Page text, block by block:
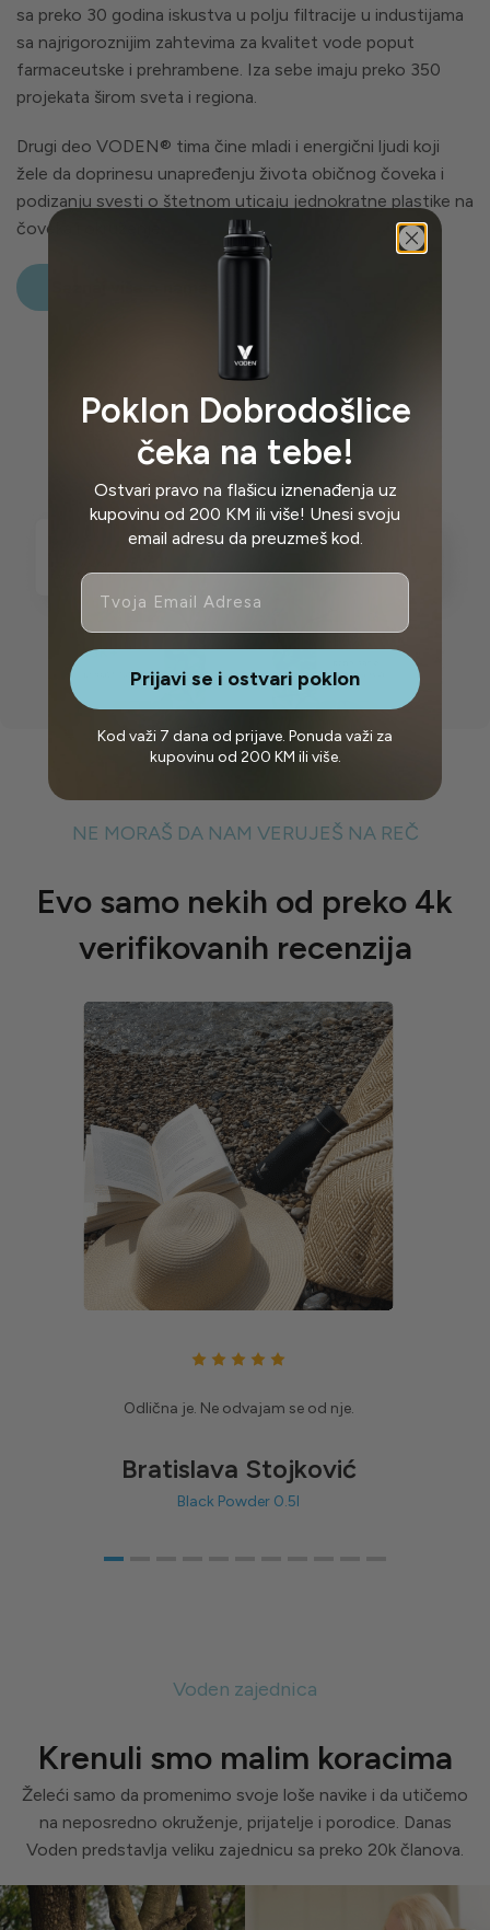
sa preko 30 godina iskustva u polju filtracije u industijama
sa najrigoroznijim zahtevima za kvalitet vode poput
farmaceutske i prehrambene. Iza sebe imaju preko 350
projekata širom sveta i regiona.
Drugi deo VODEN® tima čine mladi i energični ljudi koji
žele da doprinesu unapređenju života običnog čoveka i
podizanju svesti o štetnom uticaju jednokratne plastike na
čoveka i okruženje.
NE MORAŠ DA NAM VERUJEŠ NA REČ
Evo samo nekih od preko 4k
verifikovanih recenzija
Odlična je. Ne odvajam se od nje.
Bratislava Stojković
Black Powder 0.5l
Voden zajednica
Krenuli smo malim koracima
Želeći samo da promenimo svoje loše navike i da utičemo
na neposredno okruženje, prijatelje i porodice. Danas
Voden predstavlja veliku zajednicu sa preko 20k članova.
Poklon Dobrodošlice
čeka na tebe!
Ostvari pravo na flašicu iznenađenja uz
kupovinu od 200 KM ili više! Unesi svoju
email adresu da preuzmeš kod.
Email
Prijavi se i ostvari poklon
Kod važi 7 dana od prijave. Ponuda važi za
kupovinu od 200 KM ili više.